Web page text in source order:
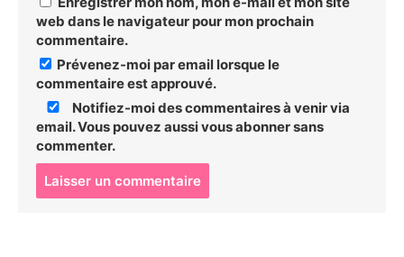
web dans le navigateur pour mon prochain
commentaire.
Prévenez-moi par email lorsque le
commentaire est approuvé.
Notifiez-moi des commentaires à venir via
email. Vous pouvez aussivous abonnersans
commenter.